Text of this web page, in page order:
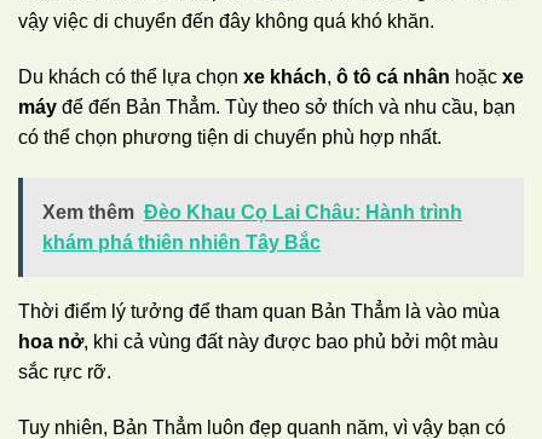
vậy việc di chuyển đến đây không quá khó khăn.
Du khách có thể lựa chọn xe khách, ô tô cá nhân hoặc xe
máy để đến Bản Thẳm. Tùy theo sở thích và nhu cầu, bạn
có thể chọn phương tiện di chuyển phù hợp nhất.
Xem thêm Đèo Khau Cọ Lai Châu: Hành trình
khám phá thiên nhiên Tây Bắc
Thời điểm lý tưởng để tham quan Bản Thẳm là vào mùa
hoa nở, khi cả vùng đất này được bao phủ bởi một màu
sắc rực rỡ.
Tuy nhiên, Bản Thẳm luôn đẹp quanh năm, vì vậy bạn có